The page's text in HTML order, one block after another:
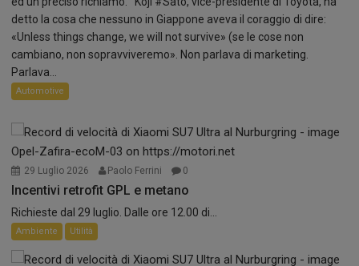
detto la cosa che nessuno in Giappone aveva il coraggio di dire:
«Unless things change, we will not survive» (se le cose non
cambiano, non sopravviveremo». Non parlava di marketing.
Parlava...
Automotive
29 Luglio 2026 Paolo Ferrini 0
Incentivi retrofit GPL e metano
Richieste dal 29 luglio. Dalle ore 12.00 di...
Ambiente Utilità